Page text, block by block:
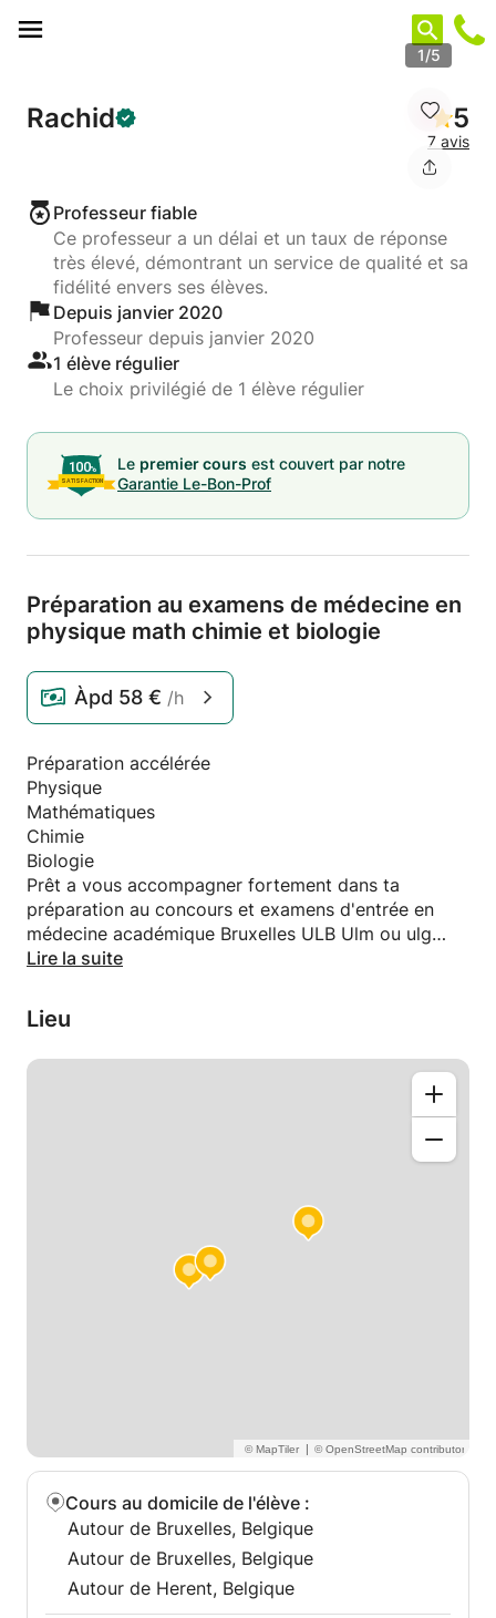
1/5
Rachid 5
7 avis
Professeur fiable
Ce professeur a un délai et un taux de réponse
très élevé, démontrant un service de qualité et sa
fidélité envers ses élèves.
Depuis janvier 2020
Professeur depuis janvier 2020
1 élève régulier
Le choix privilégié de 1 élève régulier
Le premier cours est couvert par notre
Garantie Le-Bon-Prof
Préparation au examens de médecine en
physique math chimie et biologie
Àpd 58 € /h
Préparation accélérée
Physique
Mathématiques
Chimie
Biologie
Prêt a vous accompagner fortement dans ta
préparation au concours et examens d'entrée en
médecine académique Bruxelles ULB Ulm ou ulg
Préparation aussi des examens BA en médecine
Lire la suite
Lieu
|
Cours au domicile de l'élève :
Autour de Bruxelles, Belgique
Autour de Bruxelles, Belgique
Autour de Herent, Belgique